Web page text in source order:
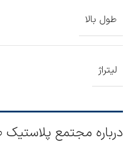
طول بالا
لیتراژ
درباره مجتمع پلاستیک